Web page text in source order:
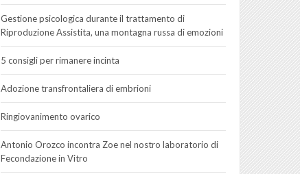
Gestione psicologica durante il trattamento di
Riproduzione Assistita, una montagna russa di emozioni
5 consigli per rimanere incinta
Adozione transfrontaliera di embrioni
Ringiovanimento ovarico
Antonio Orozco incontra Zoe nel nostro laboratorio di
Fecondazione in Vitro